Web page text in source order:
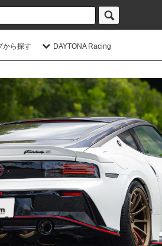
から探す DAYTONA Racing